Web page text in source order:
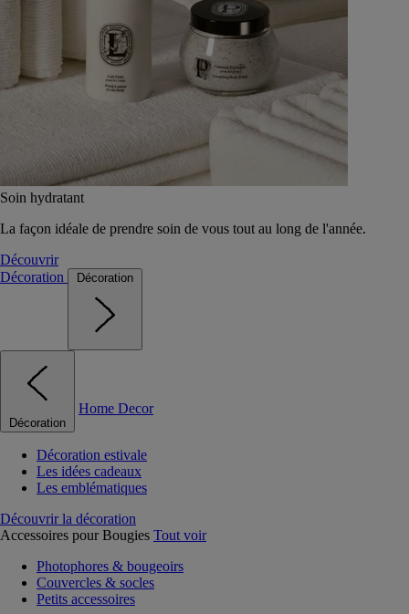
Soin hydratant
La façon idéale de prendre soin de vous tout au long de l'année.
Découvrir
Décoration
Décoration
Décoration
Home Decor
Décoration estivale
Les idées cadeaux
Les emblématiques
Découvrir la décoration
Accessoires pour Bougies Tout voir
Photophores & bougeoirs
Couvercles & socles
Petits accessoires